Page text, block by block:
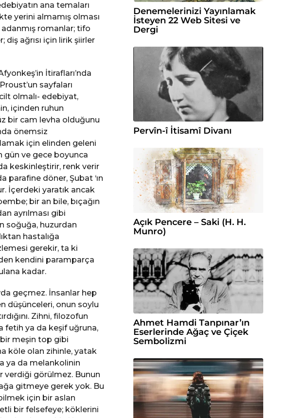
ana temaları
yerini almamış olması
romanlar; tifo
ağrısı için lirik şiirler
İtirafları’nda
sayfaları
olmalı- edebiyat,
içinden ruhun
bir cam levha olduğunu
önemsiz
için elinden geleni
gün ve gece boyunca
keskinleştirir, renk verir
parafine döner, Şubat ‘ın
İçerdeki yaratık ancak
bir an bile, bıçağın
ayrılması gibi
soğu­ğa, huzurdan
hastalığa
gerekir, ta ki
kendini paramparça
kadar.
geçmez. İnsanlar hep
düşünceleri, onun soylu
Zihni, filozofun
fetih ya da keşif uğruna,
meşin top gibi
köle olan zihinle, yatak
ya da melankolinin
verdiği görülmez. Bunun
gitmeye gerek yok. Bu
için bir aslan
bir felsefeye; köklerini
Denemelerinizi Yayınlamak
İsteyen 22 Web Sitesi ve
Dergi
Pervîn-î İtisamî Divanı
Açık Pencere – Saki (H. H.
Munro)
Ahmet Hamdi Tanpınar’ın
Eserlerinde Ağaç ve Çiçek
Sembolizmi